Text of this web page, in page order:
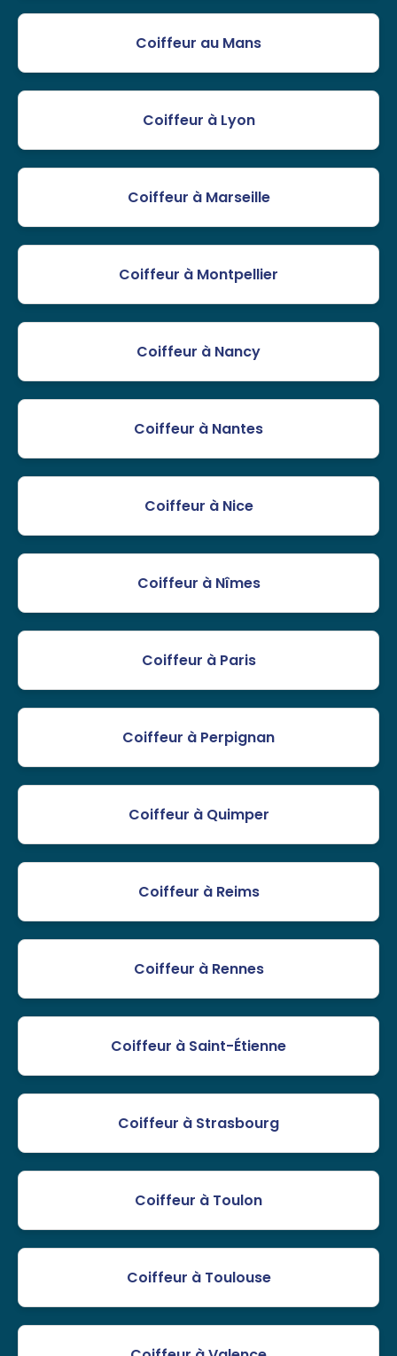
Coiffeur au Mans
Coiffeur à Lyon
Coiffeur à Marseille
Coiffeur à Montpellier
Coiffeur à Nancy
Coiffeur à Nantes
Coiffeur à Nice
Coiffeur à Nîmes
Coiffeur à Paris
Coiffeur à Perpignan
Coiffeur à Quimper
Coiffeur à Reims
Coiffeur à Rennes
Coiffeur à Saint-Étienne
Coiffeur à Strasbourg
Coiffeur à Toulon
Coiffeur à Toulouse